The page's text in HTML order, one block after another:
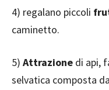
4) regalano piccoli
caminetto.
5) Attrazione di api,
selvatica composta